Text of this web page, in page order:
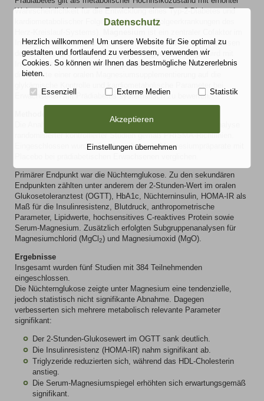
Wahrscheinlichkeit für die Entwicklung eines Typ-2-Diabetes und
kardiometabolischer Folgeerkrankungen (Folgeerkrankungen des
Insulinstoffwechsel und an zahlreichen enzymatischen Prozessen
der Glukoseverwertung beteiligt. Ein Magnesiummangel wird mit
Insulinresistenz in Verbindung gebracht. Ziel dieser Arbeit war es,
die Effekte einer oralen Magnesiumsupplementierung auf die
Erwachsenen mit Prädiabetes systematisch zu bewerten.
Die Analyse erfolgte als systematisches Review und Metaanalyse
randomisierter kontrollierter Studien gemäß PRISMA-Richtlinien.
Eingeschlossen wurden Studien, die orale Magnesiumpräparate mit
Primärer Endpunkt war die Nüchternglukose. Zu den sekundären
Endpunkten zählten unter anderem der 2-Stunden-Wert im oralen
Glukosetoleranztest (OGTT), HbA1c, Nüchterninsulin, HOMA-IR als
Maß für die Insulinresistenz, Blutdruck, anthropometrische
Parameter, Lipidwerte, hochsensitives C-reaktives Protein sowie
Serum-Magnesium. Zusätzlich erfolgten Subgruppenanalysen für
Magnesiumchlorid (MgCl 2) und Magnesiumoxid (MgO).
Ergebnisse
Insgesamt wurden fünf Studien mit 384 Teilnehmenden
eingeschlossen.
Die Nüchternglukose zeigte unter Magnesium eine tendenzielle,
jedoch statistisch nicht signifikante Abnahme. Dagegen
verbesserten sich mehrere metabolisch relevante Parameter
signifikant:
Der 2-Stunden-Glukosewert im OGTT sank deutlich.
Die Insulinresistenz (HOMA-IR) nahm signifikant ab.
Triglyzeride reduzierten sich, während das HDL-Cholesterin
anstieg.
Die Serum-Magnesiumspiegel erhöhten sich erwartungsgemäß
signifikant.
Datenschutz
Herzlich willkommen! Um unsere Website für Sie optimal zu
gestalten und fortlaufend zu verbessern, verwenden wir
Cookies. So können wir Ihnen das bestmögliche Nutzererlebnis
bieten.
Essenziell Externe Medien Statistik
Akzeptieren
Einstellungen übernehmen